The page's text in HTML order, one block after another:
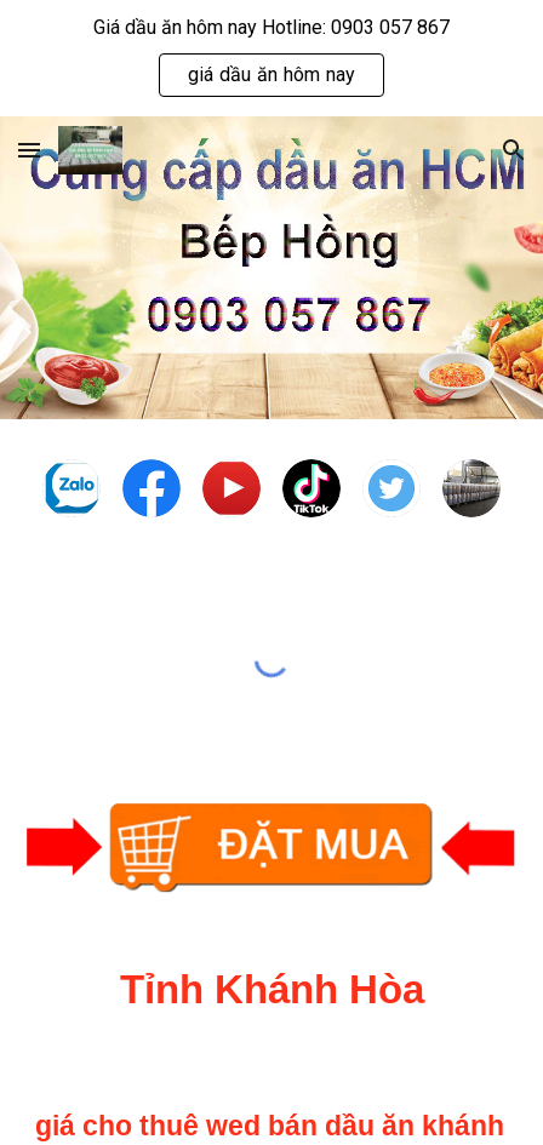
Giá dầu ăn hôm nay Hotline: 0903 057 867
giá dầu ăn hôm nay
Tỉnh Khánh Hòa
giá cho thuê wed bán dầu ăn khánh